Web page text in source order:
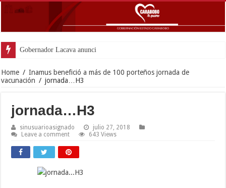
Gobernador Lacava anunció colocación d
Home / Inamus benefició a más de 100 porteños jornada de
vacunación / jornada…H3
jornada…H3
sinusuarioasignado
julio 27, 2018
Leave a comment
643 Views